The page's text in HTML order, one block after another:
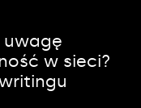
uwagę
w sieci?